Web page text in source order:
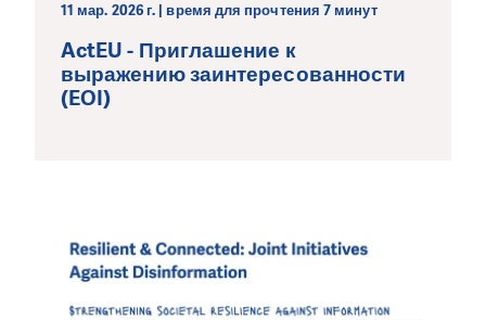
11 мар. 2026 г. | время для прочтения 7 минут
ActEU - Приглашение к
выражению заинтересованности
(EOI)